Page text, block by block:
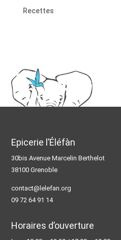
Recettes
Epicerie l’Éléfàn
30bis Avenue Marcelin Berthelot
38100 Grenoble
contact@lelefan.org
09 72 64 91 14
Horaires d’ouverture